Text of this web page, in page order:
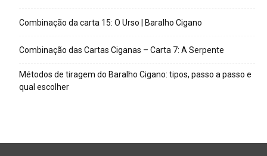
Combinação da carta 15: O Urso | Baralho Cigano
Combinação das Cartas Ciganas – Carta 7: A Serpente
Métodos de tiragem do Baralho Cigano: tipos, passo a passo e
qual escolher